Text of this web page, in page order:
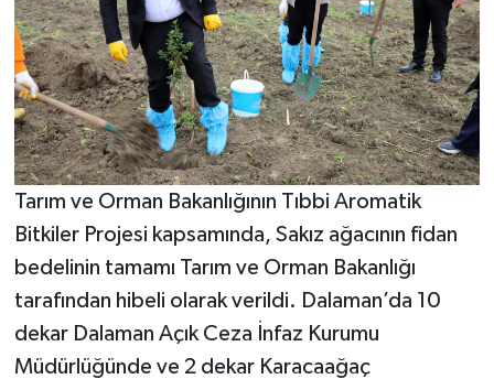
Tarım ve Orman Bakanlığının Tıbbi Aromatik
Bitkiler Projesi kapsamında, Sakız ağacının fidan
bedelinin tamamı Tarım ve Orman Bakanlığı
tarafından hibeli olarak verildi. Dalaman’da 10
dekar Dalaman Açık Ceza İnfaz Kurumu
Müdürlüğünde ve 2 dekar Karacaağaç